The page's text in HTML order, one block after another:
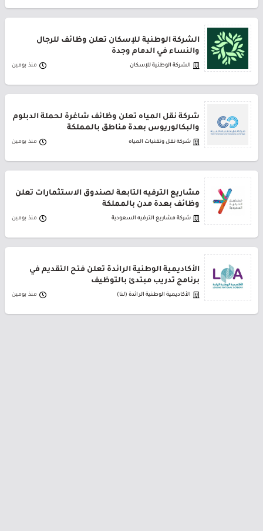
الشركة الوطنية للإسكان تعلن وظائف للرجال
والنساء في الدمام وجدة
الشركة الوطنية للإسكان منذ يومين
شركة نقل المياه تعلن وظائف شاغرة لحملة الدبلوم
والبكالوريوس بعدة مناطق بالمملكة
شركة نقل وتقنيات المياه منذ يومين
مشاريع الترفيه التابعة لصندوق الاستثمارات تعلن
وظائف بعدة مدن بالمملكة
شركة مشاريع الترفيه السعودية منذ يومين
الأكاديمية الوطنية الرائدة تعلن فتح التقديم في
برنامج تدريب مبتدئ بالتوظيف
الأكاديمية الوطنية الرائدة (لنا) منذ يومين